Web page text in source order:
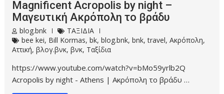
Magnificent Acropolis by night –
Μαγευτική Ακρόπολη το βράδυ
blog.bnk
ΤΑΞΙΔΙΑ
bee kei, Bill Kormas,bk,blog.bnk,bnk,travel,Ακρόπολη,
Αττική,βλογ.βνκ,βνκ, Ταξίδια
https://www.youtube.com/watch?v=bMo59yrlb2Q
Acropolis by night - Athens | Ακρόπολη το βράδυ …